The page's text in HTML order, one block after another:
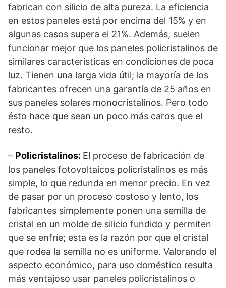
fabrican con silicio de alta pureza. La eficiencia
en estos paneles está por encima del 15% y en
algunas casos supera el 21%. Además, suelen
funcionar mejor que los paneles policristalinos de
similares características en condiciones de poca
luz. Tienen una larga vida útil; la mayoría de los
fabricantes ofrecen una garantía de 25 años en
sus paneles solares monocristalinos. Pero todo
ésto hace que sean un poco más caros que el
resto.
– Policristalinos: El proceso de fabricación de
los paneles fotovoltaicos policristalinos es más
simple, lo que redunda en menor precio. En vez
de pasar por un proceso costoso y lento, los
fabricantes simplemente ponen una semilla de
cristal en un molde de silicio fundido y permiten
que se enfríe; esta es la razón por que el cristal
que rodea la semilla no es uniforme. Valorando el
aspecto económico, para uso doméstico resulta
más ventajoso usar paneles policristalinos o